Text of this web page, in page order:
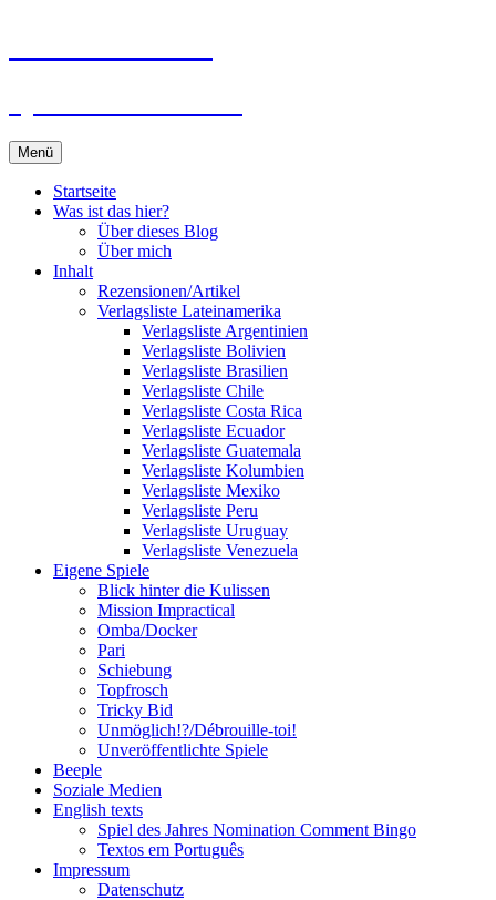
Menü
Startseite
Was ist das hier?
Über dieses Blog
Über mich
Inhalt
Rezensionen/Artikel
Verlagsliste Lateinamerika
Verlagsliste Argentinien
Verlagsliste Bolivien
Verlagsliste Brasilien
Verlagsliste Chile
Verlagsliste Costa Rica
Verlagsliste Ecuador
Verlagsliste Guatemala
Verlagsliste Kolumbien
Verlagsliste Mexiko
Verlagsliste Peru
Verlagsliste Uruguay
Verlagsliste Venezuela
Eigene Spiele
Blick hinter die Kulissen
Mission Impractical
Omba/Docker
Pari
Schiebung
Topfrosch
Tricky Bid
Unmöglich!?/Débrouille-toi!
Unveröffentlichte Spiele
Beeple
Soziale Medien
English texts
Spiel des Jahres Nomination Comment Bingo
Textos em Português
Impressum
Datenschutz